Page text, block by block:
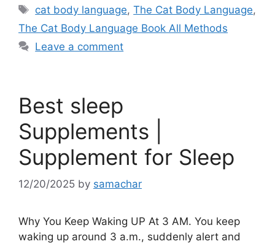
Tags
cat body language,The Cat Body Language,
The Cat Body Language Book All Methods
Leave a comment
Best sleep
Supplements |
Supplement for Sleep
12/20/2025 by samachar
Why You Keep Waking UP At 3 AM. You keep
waking up around 3 a.m., suddenly alert and